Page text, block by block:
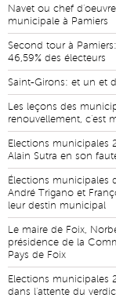
Navet ou chef
municipale à Pamiers
Second tour à
46,59% des électeurs
Saint-Girons: et un et
Les leçons des
renouvellement, c'est
Elections municipales
Alain Sutra en son
Élections municipales
André Trigano et
leur destin municipal
Le maire de Foix,
présidence de la
Pays de Foix
Elections municipales
dans l'attente du